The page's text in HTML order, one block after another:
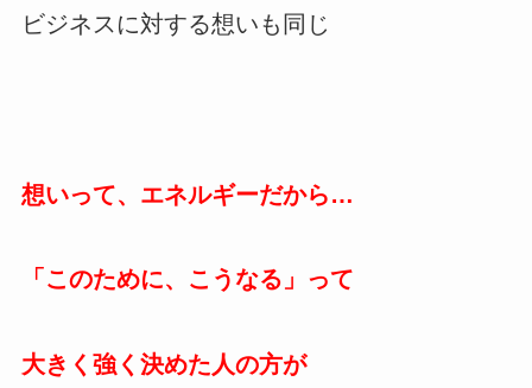
ビジネスに対する想いも同じ
想いって、エネルギーだから…
「このために、こうなる」って
大きく強く決めた人の方が